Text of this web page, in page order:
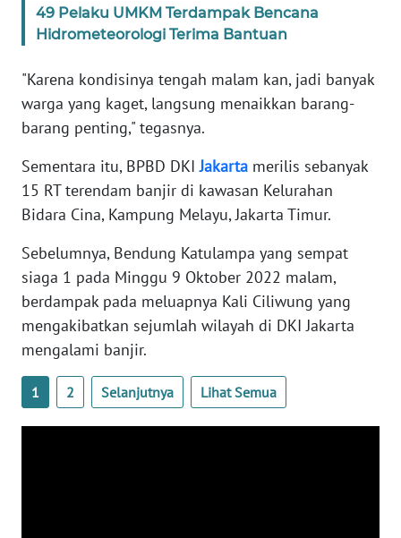
49 Pelaku UMKM Terdampak Bencana
Hidrometeorologi Terima Bantuan
"Karena kondisinya tengah malam kan, jadi banyak
warga yang kaget, langsung menaikkan barang-
barang penting," tegasnya.
Sementara itu, BPBD DKIJakarta merilis sebanyak
15 RT terendam banjir di kawasan Kelurahan
Bidara Cina, Kampung Melayu, Jakarta Timur.
Sebelumnya, Bendung Katulampa yang sempat
siaga 1 pada Minggu 9 Oktober 2022 malam,
berdampak pada meluapnya Kali Ciliwung yang
mengakibatkan sejumlah wilayah di DKI Jakarta
mengalami banjir.
1 2 Selanjutnya Lihat Semua
WN
JAKARTA
JABAR
WN
BANTEN
WN
NTT
WN
KEPRI